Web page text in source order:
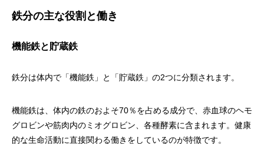
鉄分の主な役割と働き
機能鉄と貯蔵鉄
鉄分は体内で「機能鉄」と「貯蔵鉄」の2つに分類されます。
機能鉄は、体内の鉄のおよそ70％を占める成分で、赤血球のヘモ
グロビンや筋肉内のミオグロビン、各種酵素に含まれます。健康
的な生命活動に直接関わる働きをしているのが特徴です。